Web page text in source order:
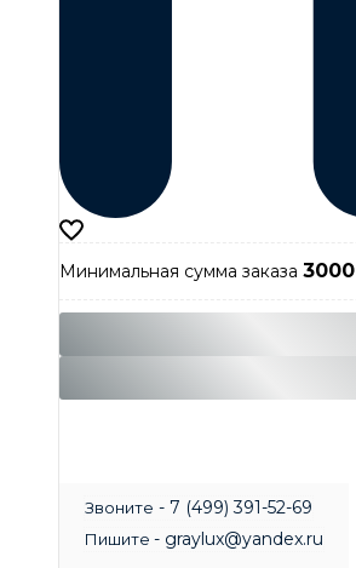
Минимальная сумма заказа 3000
Звоните - 7 (499) 391-52-69
Пишите - graylux@yandex.ru